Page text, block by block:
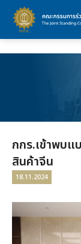
กกร.เข้าพบแบงก์ชาติ
กกร.เข้าพบ
สินค้าจีน
18.11.2024